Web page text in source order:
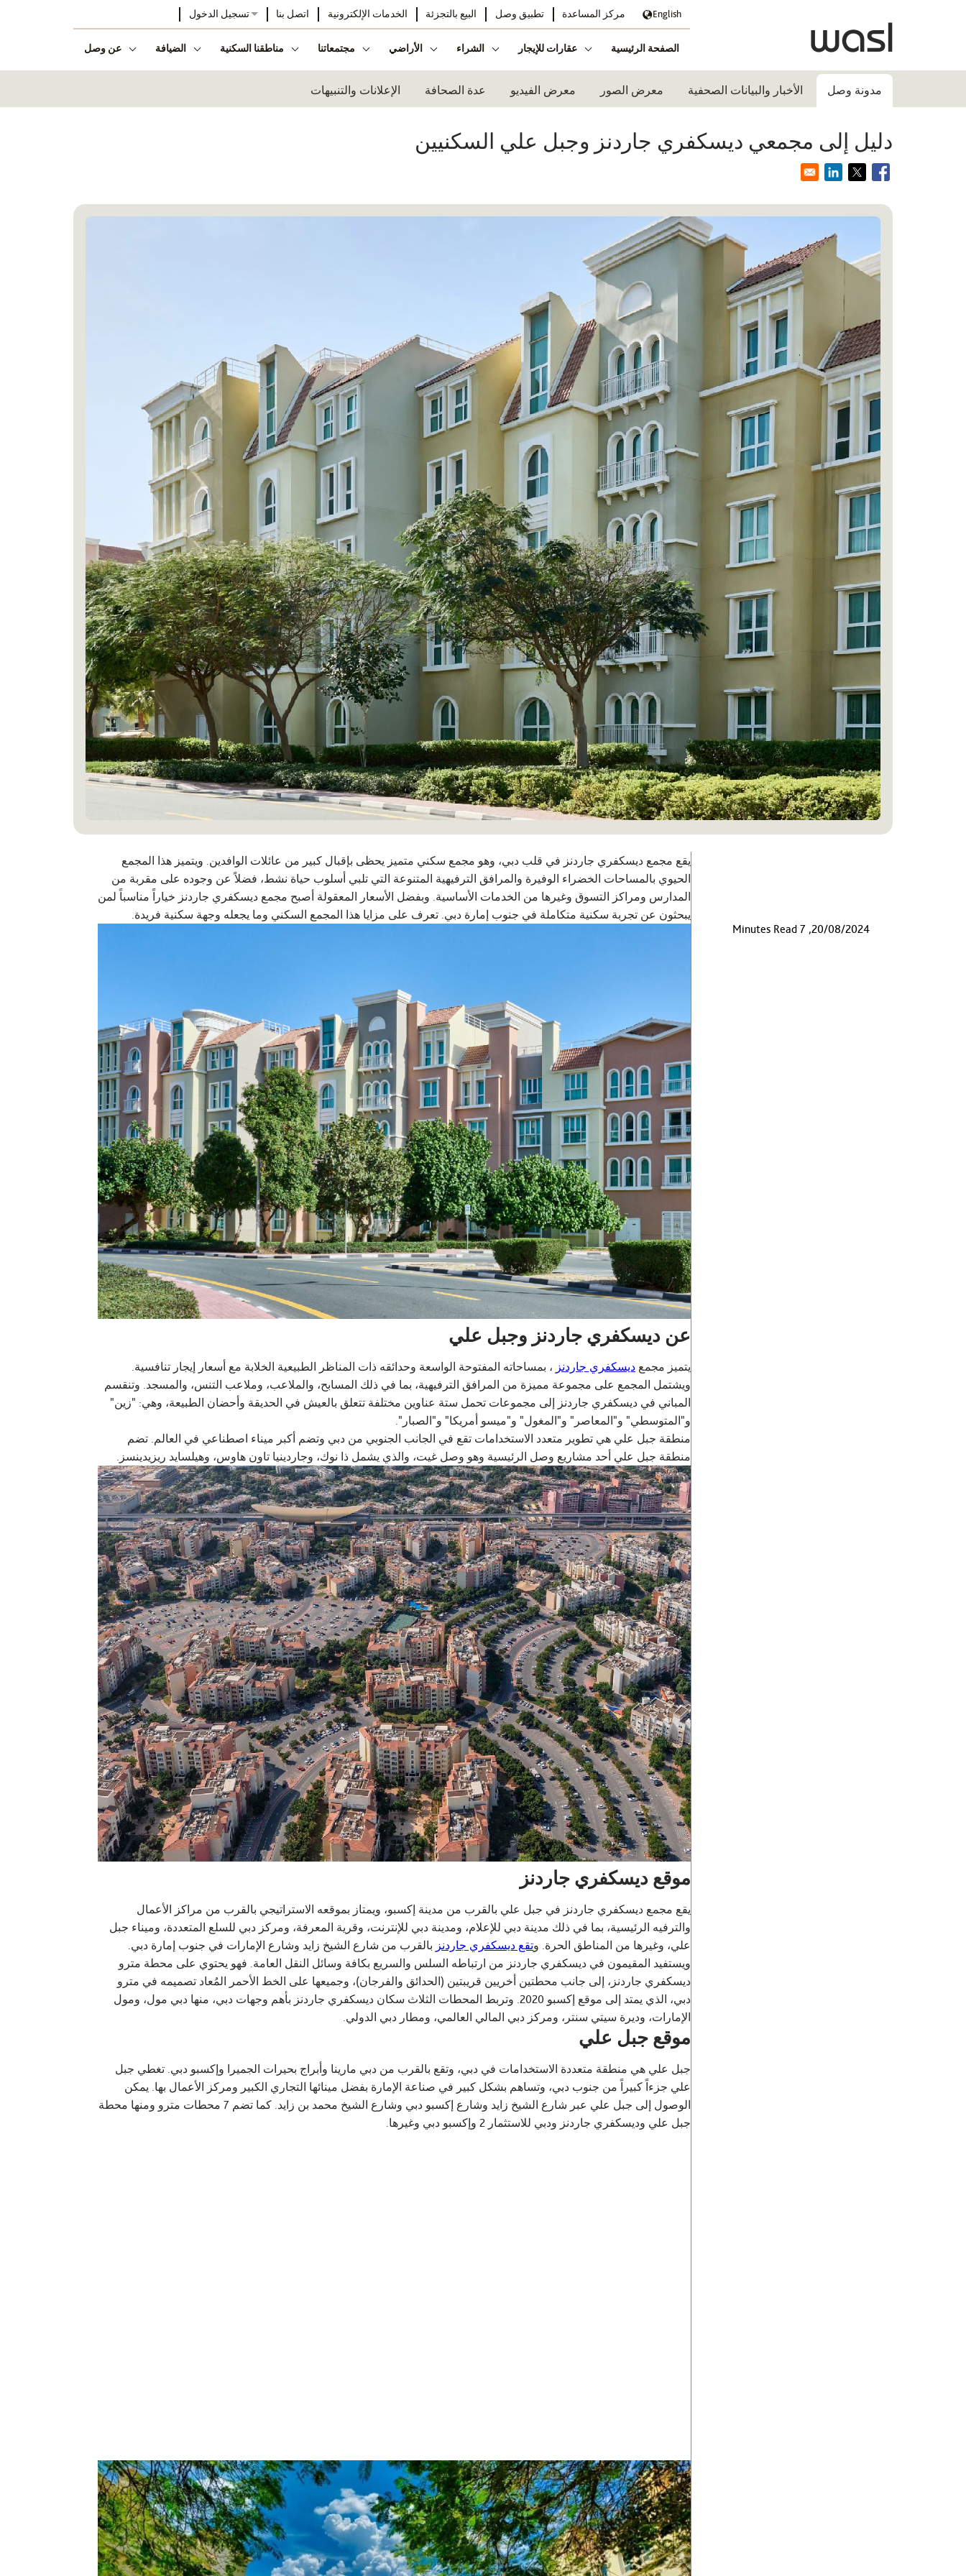
English مركز المساعدة تطبيق وصل البيع بالتجزئة الخدمات الإلكترونية اتصل بنا تسجيل الدخول
الصفحة الرئيسية عقارات للإيجار الشراء الأراضي مجتمعاتنا مناطقنا السكنية الضيافة عن وصل
مدونة وصل الأخبار والبيانات الصحفية معرض الصور معرض الفيديو عدة الصحافة الإعلانات والتنبيهات
دليل إلى مجمعي ديسكفري جاردنز وجبل علي السكنيين
20/08/2024, 7 Minutes Read
يقع مجمع ديسكفري جاردنز في قلب دبي، وهو مجمع سكني متميز يحظى بإقبال كبير من عائلات الوافدين. ويتميز هذا المجمع
الحيوي بالمساحات الخضراء الوفيرة والمرافق الترفيهية المتنوعة التي تلبي أسلوب حياة نشط، فضلاً عن وجوده على مقربة من
المدارس ومراكز التسوق وغيرها من الخدمات الأساسية. وبفضل الأسعار المعقولة أصبح مجمع ديسكفري جاردنز خياراً مناسباً لمن
يبحثون عن تجربة سكنية متكاملة في جنوب إمارة دبي. تعرف على مزايا هذا المجمع السكني وما يجعله وجهة سكنية فريدة.
عن ديسكفري جاردنز وجبل علي
يتميز مجمع ديسكفري جاردنز ، بمساحاته المفتوحة الواسعة وحدائقه ذات المناظر الطبيعية الخلابة مع أسعار إيجار تنافسية.
ويشتمل المجمع على مجموعة مميزة من المرافق الترفيهية، بما في ذلك المسابح، والملاعب، وملاعب التنس، والمسجد. وتنقسم
المباني في ديسكفري جاردنز إلى مجموعات تحمل ستة عناوين مختلفة تتعلق بالعيش في الحديقة وأحضان الطبيعة، وهي: "زين"
و"المتوسطي" و"المعاصر" و"المغول" و"ميسو أمريكا" و"الصبار".
منطقة جبل علي هي تطوير متعدد الاستخدامات تقع في الجانب الجنوبي من دبي وتضم أكبر ميناء اصطناعي في العالم. تضم
منطقة جبل علي أحد مشاريع وصل الرئيسية وهو وصل غيت، والذي يشمل ذا نوك، وجاردينيا تاون هاوس، وهيلسايد ريزيدينسز.
موقع ديسكفري جاردنز
يقع مجمع ديسكفري جاردنز في جبل علي بالقرب من مدينة إكسبو، ويمتاز بموقعه الاستراتيجي بالقرب من مراكز الأعمال
والترفيه الرئيسية، بما في ذلك مدينة دبي للإعلام، ومدينة دبي للإنترنت، وقرية المعرفة، ومركز دبي للسلع المتعددة، وميناء جبل
علي، وغيرها من المناطق الحرة. وتقع ديسكفري جاردنز بالقرب من شارع الشيخ زايد وشارع الإمارات في جنوب إمارة دبي.
ويستفيد المقيمون في ديسكفري جاردنز من ارتباطه السلس والسريع بكافة وسائل النقل العامة. فهو يحتوي على محطة مترو
ديسكفري جاردنز، إلى جانب محطتين أخريين قريبتين (الحدائق والفرجان)، وجميعها على الخط الأحمر المُعاد تصميمه في مترو
دبي، الذي يمتد إلى موقع إكسبو 2020. وتربط المحطات الثلاث سكان ديسكفري جاردنز بأهم وجهات دبي، منها دبي مول، ومول
الإمارات، وديرة سيتي سنتر، ومركز دبي المالي العالمي، ومطار دبي الدولي.
موقع جبل علي
جبل علي هي منطقة متعددة الاستخدامات في دبي، وتقع بالقرب من دبي مارينا وأبراج بحيرات الجميرا وإكسبو دبي. تغطي جبل
علي جزءاً كبيراً من جنوب دبي، وتساهم بشكل كبير في صناعة الإمارة بفضل مينائها التجاري الكبير ومركز الأعمال بها. يمكن
الوصول إلى جبل علي عبر شارع الشيخ زايد وشارع إكسبو دبي وشارع الشيخ محمد بن زايد. كما تضم 7 محطات مترو ومنها محطة
جبل علي وديسكفري جاردنز ودبي للاستثمار 2 وإكسبو دبي وغيرها.